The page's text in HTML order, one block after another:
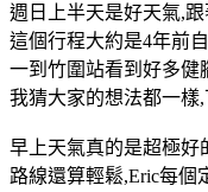
週日上半天是好天氣,
這個行程大約是4年前
一到竹圍站看到好多健
我猜大家的想法都一樣
早上天氣真的是超極好
路線還算輕鬆,Eric每個